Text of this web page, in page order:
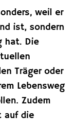
weil er
ist, sondern
hat. Die
Träger oder
Lebensweg
Zudem
auf die